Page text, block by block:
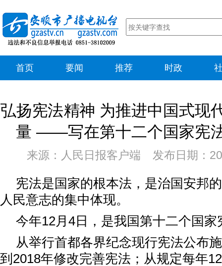
首页 要闻 推荐 时政
弘扬宪法精神 为推进中国式现
量 ——写在第十二个国家宪
来源：人民日报客户端 发布日期：
宪法是国家的根本法，是治国安邦
人民意志的集中体现。
今年12月4日，是我国第十二个国家
从举行首都各界纪念现行宪法公布
到2018年修改完善宪法；从规定每年